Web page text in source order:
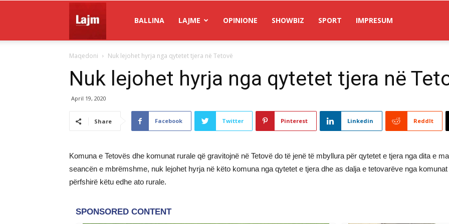
Lajm
BALLINA LAJME OPINIONE SHOWBIZ SPORT IMPRESUM
Maqedoni Nuk lejohet hyrja nga qytetet tjera në Tetovë
Nuk lejohet hyrja nga qytetet tjera në
April 19, 2020
Share Facebook Twitter Pinterest Linkedin ReddIt
Komuna e Tetovës dhe komunat rurale që gravitojnë në Tetovë do të jenë të mbyllura për qytetet e tjera nga dita e
seancën e mbrëmshme, nuk lejohet hyrja në këto komuna nga qytetet e tjera dhe as dalja e tetovarëve nga
përfshirë këtu edhe ato rurale.